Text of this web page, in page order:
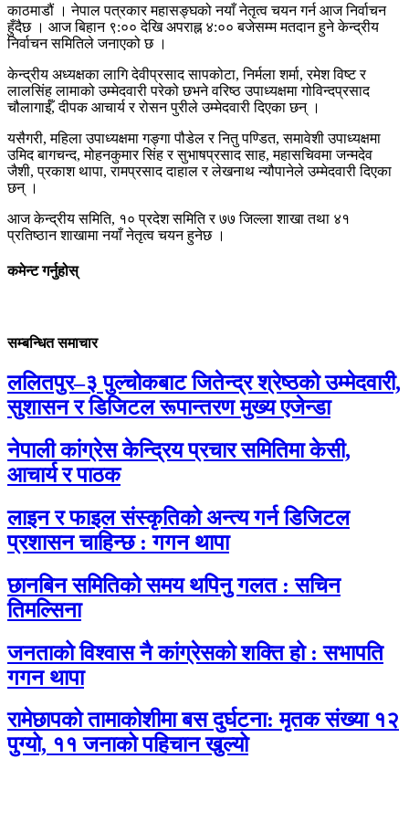
काठमाडौं । नेपाल पत्रकार महासङ्घको नयाँ नेतृत्व चयन गर्न आज निर्वाचन
हुँदैछ । आज बिहान ९:०० देखि अपराह्न ४:०० बजेसम्म मतदान हुने केन्द्रीय
निर्वाचन समितिले जनाएको छ ।
केन्द्रीय अध्यक्षका लागि देवीप्रसाद सापकोटा, निर्मला शर्मा, रमेश विष्ट र
लालसिंह लामाको उम्मेदवारी परेको छभने वरिष्ठ उपाध्यक्षमा गोविन्दप्रसाद
चौलागाईँ, दीपक आचार्य र रोसन पुरीले उम्मेदवारी दिएका छन् ।
यसैगरी, महिला उपाध्यक्षमा गङ्गा पौडेल र नितु पण्डित, समावेशी उपाध्यक्षमा
उमिद बागचन्द, मोहनकुमार सिंह र सुभाषप्रसाद साह, महासचिवमा जन्मदेव
जैशी, प्रकाश थापा, रामप्रसाद दाहाल र लेखनाथ न्यौपानेले उम्मेदवारी दिएका
छन् ।
आज केन्द्रीय समिति, १० प्रदेश समिति र ७७ जिल्ला शाखा तथा ४१
प्रतिष्ठान शाखामा नयाँ नेतृत्व चयन हुनेछ ।
कमेन्ट गर्नुहोस्
सम्बन्धित समाचार
ललितपुर–३ पुल्चोकबाट जितेन्द्र श्रेष्ठको उम्मेदवारी,
सुशासन र डिजिटल रूपान्तरण मुख्य एजेन्डा
नेपाली कांग्रेस केन्द्रिय प्रचार समितिमा केसी,
आचार्य र पाठक
लाइन र फाइल संस्कृतिको अन्त्य गर्न डिजिटल
प्रशासन चाहिन्छ : गगन थापा
छानबिन समितिको समय थपिनु गलत : सचिन
तिमल्सिना
जनताको विश्वास नै कांग्रेसको शक्ति हो : सभापति
गगन थापा
रामेछापको तामाकोशीमा बस दुर्घटना: मृतक संख्या १२
पुग्यो, ११ जनाको पहिचान खुल्यो